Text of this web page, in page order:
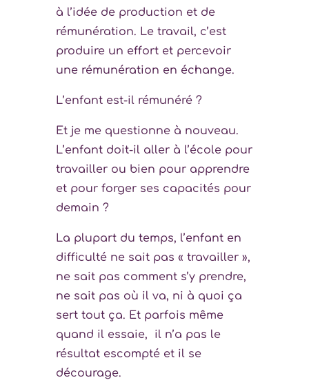
à l’idée de production et de
rémunération. Le travail, c’est
produire un effort et percevoir
une rémunération en échange.
L’enfant est-il rémunéré ?
Et je me questionne à nouveau.
L’enfant doit-il aller à l’école pour
travailler ou bien pour apprendre
et pour forger ses capacités pour
demain ?
La plupart du temps, l’enfant en
difficulté ne sait pas « travailler »,
ne sait pas comment s’y prendre,
ne sait pas où il va, ni à quoi ça
sert tout ça. Et parfois même
quand il essaie, il n’a pas le
résultat escompté et il se
décourage.